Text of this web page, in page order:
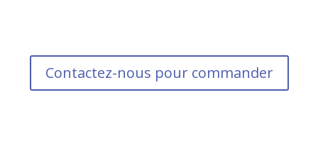
Contactez-nous pour commander